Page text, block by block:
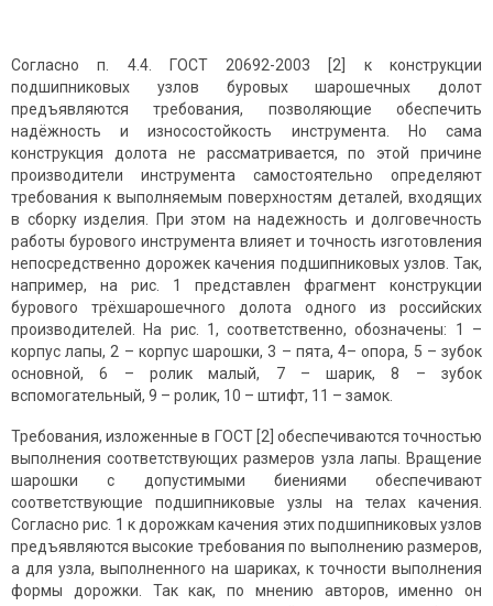
Согласно п. 4.4. ГОСТ 20692-2003 [2] к конструкции
подшипниковых узлов буровых шарошечных долот
предъявляются требования, позволяющие обеспечить
надёжность и износостойкость инструмента. Но сама
конструкция долота не рассматривается, по этой причине
производители инструмента самостоятельно определяют
требования к выполняемым поверхностям деталей, входящих
в сборку изделия. При этом на надежность и долговечность
работы бурового инструмента влияет и точность изготовления
непосредственно дорожек качения подшипниковых узлов. Так,
например, на рис. 1 представлен фрагмент конструкции
бурового трёхшарошечного долота одного из российских
производителей. На рис. 1, соответственно, обозначены: 1 –
корпус лапы, 2 – корпус шарошки, 3 – пята, 4– опора, 5 – зубок
основной, 6 – ролик малый, 7 – шарик, 8 – зубок
вспомогательный, 9 – ролик, 10 – штифт, 11 – замок.
Требования, изложенные в ГОСТ [2] обеспечиваются точностью
выполнения соответствующих размеров узла лапы. Вращение
шарошки с допустимыми биениями обеспечивают
соответствующие подшипниковые узлы на телах качения.
Согласно рис. 1 к дорожкам качения этих подшипниковых узлов
предъявляются высокие требования по выполнению размеров,
а для узла, выполненного на шариках, к точности выполнения
формы дорожки. Так как, по мнению авторов, именно он